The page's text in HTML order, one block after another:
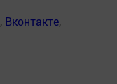
, Вконтакте,